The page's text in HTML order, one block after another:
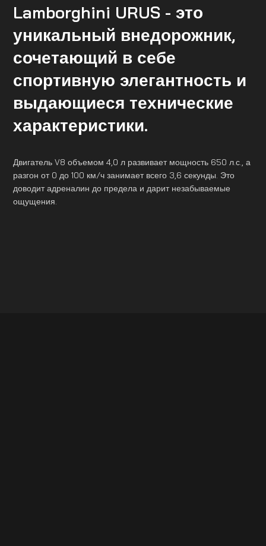
Lamborghini URUS - это
уникальный внедорожник,
сочетающий в себе
спортивную элегантность и
выдающиеся технические
характеристики.
Двигатель V8 объемом 4,0 л развивает мощность 650 л.с., а
разгон от 0 до 100 км/ч занимает всего 3,6 секунды. Это
доводит адреналин до предела и дарит незабываемые
ощущения.